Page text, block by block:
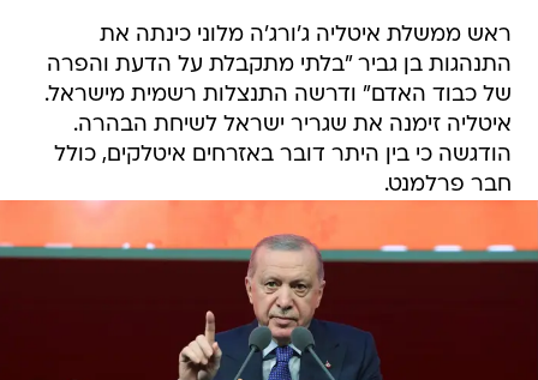
ראש ממשלת איטליה ג'ורג'ה מלוני כינתה את
התנהגות בן גביר "בלתי מתקבלת על הדעת והפרה
של כבוד האדם" ודרשה התנצלות רשמית מישראל.
איטליה זימנה את שגריר ישראל לשיחת הבהרה.
הודגשה כי בין היתר דובר באזרחים איטלקים, כולל
חבר פרלמנט.